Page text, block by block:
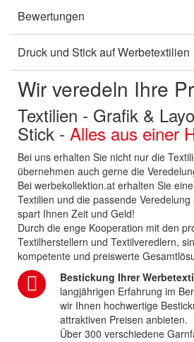
Bewertungen
Druck und Stick auf Werbetextilien
Wir veredeln Ihre
Textilien - Grafik &
Stick - Alles aus einer
Bei uns erhalten Sie nicht nur die
übernehmen auch gerne die
Bei werbekollektion.at erhalten Sie
Textilien und die passende
spart Ihnen Zeit und Geld!
Durch die enge Kooperation mit den
Textilherstellern und Textilveredlern,
kompetente und preiswerte
Bestickung Ihrer
langjährigen Erfahrung im
wir Ihnen hochwertige
attraktiven Preisen anbieten.
Über 300 verschiedene